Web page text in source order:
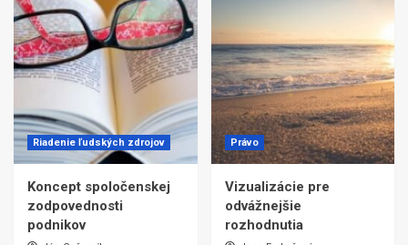
Riadenie ľudských zdrojov
Koncept spoločenskej
zodpovednosti
podnikov
Právo
Vizualizácie pre
odvážnejšie
rozhodnutia